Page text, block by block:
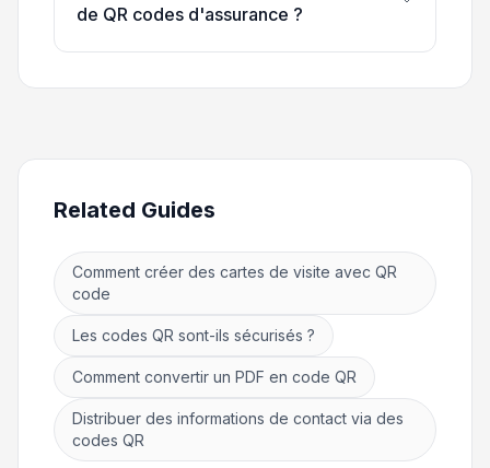
de QR codes d'assurance ?
Related Guides
Comment créer des cartes de visite avec QR
code
Les codes QR sont-ils sécurisés ?
Comment convertir un PDF en code QR
Distribuer des informations de contact via des
codes QR